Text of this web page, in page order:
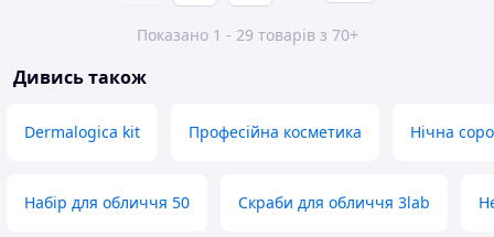
Показано 1 - 29 товарів з 70+
Дивись також
Dermalogica kit Професійна косметика Нічна
Набір для обличчя 50 Скраби для обличчя 3lab